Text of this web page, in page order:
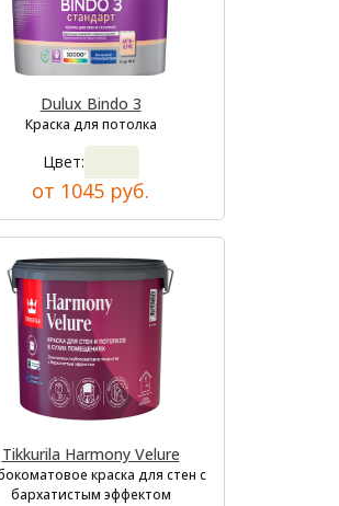
Dulux Bindo 3
Краска для потолка
Цвет:
от 1045 руб.
Tikkurila Harmony Velure
краска для стен с
бархатистым эффектом